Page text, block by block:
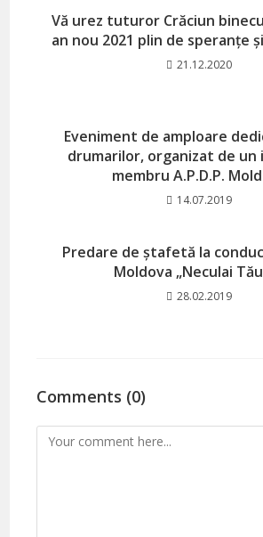
Vă urez tuturor Crăciun
an nou 2021 plin de speranțe
21.12.2020
Eveniment de amploare
drumarilor, organizat de
membru A.P.D.P.
14.07.2019
Predare de ștafetă la
Moldova „Neculai
28.02.2019
Comments (0)
Comment